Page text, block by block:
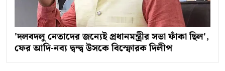
'দলবদলু নেতাদের জন্যেই প্রধানমন্ত্রীর সভা ফাঁকা ছিল',
ফের আদি-নব্য দ্বন্দ্ব উসকে বিস্ফোরক দিলীপ